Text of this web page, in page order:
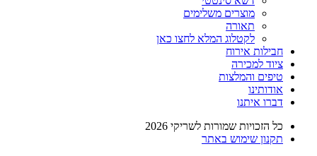
מוצרים משלימים
תאורה
לקטלוג המלא לחצו כאן
חבילות אירוח
ציוד למכירה
טיפים והמלצות
אודותינו
דברו איתנו
כל הזכויות שמורות לשריקי 2026
תקנון שימוש באתר